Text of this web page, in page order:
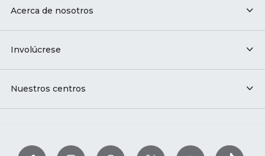
Acerca de nosotros
Involúcrese
Nuestros centros